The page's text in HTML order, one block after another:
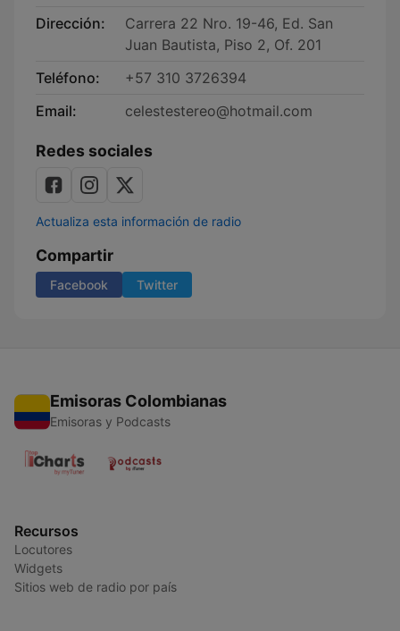
Dirección:
Carrera 22 Nro. 19-46, Ed. San
Juan Bautista, Piso 2, Of. 201
Teléfono:
+57 310 3726394
Email:
celestestereo@hotmail.com
Redes sociales
Actualiza esta información de radio
Compartir
Facebook Twitter
Emisoras Colombianas
Emisoras y Podcasts
Recursos
Locutores
Widgets
Sitios web de radio por país